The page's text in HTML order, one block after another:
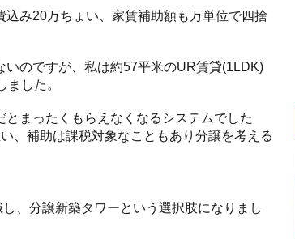
み20万ちょい、家賃補助額も万単位で四捨
のですが、私は約57平米のUR賃貸(1LDK)
した。
まったくもらえなくなるシステムでした
、補助は課税対象なこともあり分譲を考える
、分譲新築タワーという選択肢になりまし